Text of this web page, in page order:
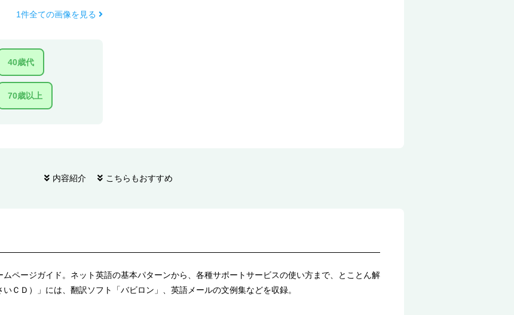
1件全ての画像を見る
40歳代
70歳以上
内容紹介 こちらもおすすめ
ページガイド。ネット英語の基本パターンから、各種サポートサービスの使い方まで、とことん解
ＣＤ）」には、翻訳ソフト「バビロン」、英語メールの文例集などを収録。